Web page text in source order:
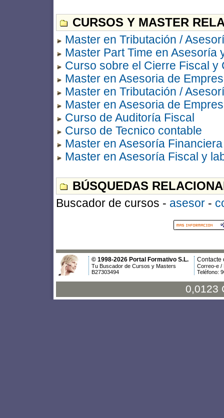
CURSOS Y MASTER
Master en Tributación /
Master Part Time en Asesoría
Curso sobre el Cierre Fiscal y
Master en Asesoria de
Master en Tributación /
Master en Asesoria de
Curso de Auditoría Fiscal
Curso de Tecnico contable
Master en Asesoría Financiera
Master en Asesoría Fiscal y
BÚSQUEDAS
Buscador de cursos - asesor -
© 1998-2026 Portal Formativo S.L.
Tu Buscador de Cursos y Masters
B27303494
Contacte
Correo-e /
Teléfono:
0,0123